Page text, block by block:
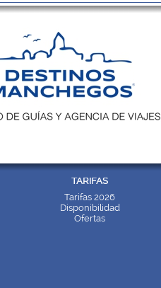
TARIFAS
Tarifas 2026
Disponibilidad
Ofertas